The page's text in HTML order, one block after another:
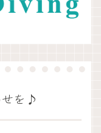
せを♪